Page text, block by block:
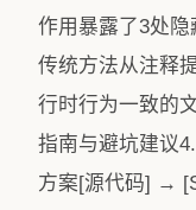
作用暴露了3处
传统方法从注释
行时行为一致的
指南与避坑建议
方案[源代码] →